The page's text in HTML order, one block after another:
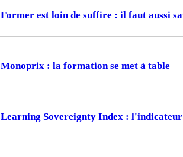
Former est loin de suffire : il faut aussi
Monoprix : la formation se met à table
Learning Sovereignty Index :